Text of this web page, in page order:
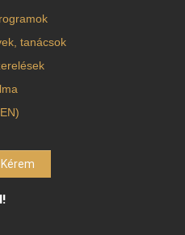
tanácsok